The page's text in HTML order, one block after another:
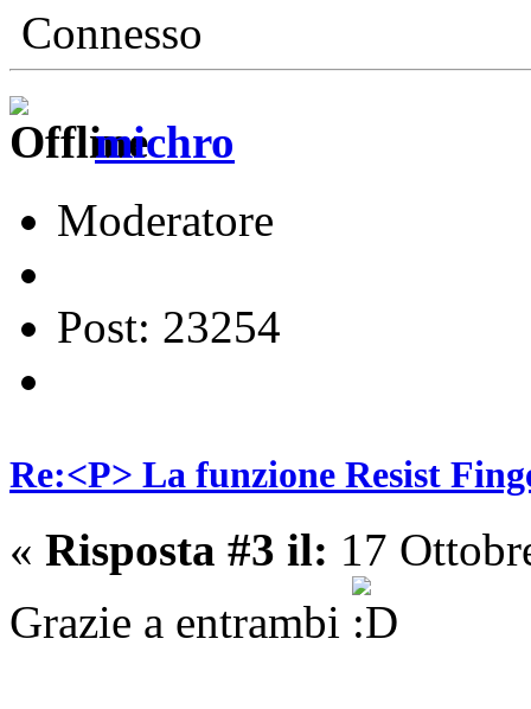
Connesso
michro
Moderatore
Post: 23254
Re:<P> La funzione Resist
« Risposta #3 il: 17
Grazie a entrambi